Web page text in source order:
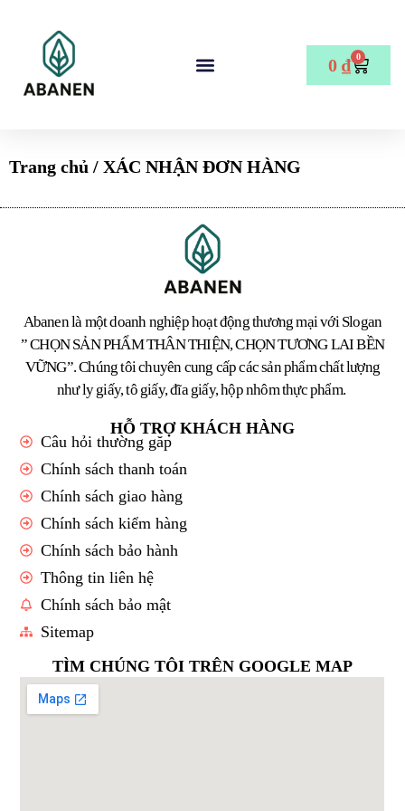
0 ₫ 0
Trang chủ / XÁC NHẬN ĐƠN HÀNG
Abanen là một doanh nghiệp hoạt động thương mại với Slogan
” CHỌN SẢN PHẨM THÂN THIỆN, CHỌN TƯƠNG LAI BỀN
VỮNG”. Chúng tôi chuyên cung cấp các sản phẩm chất lượng
như ly giấy, tô giấy, đĩa giấy, hộp nhôm thực phẩm.
HỖ TRỢ KHÁCH HÀNG
Câu hỏi thường găp
Chính sách thanh toán
Chính sách giao hàng
Chính sách kiểm hàng
Chính sách bảo hành
Thông tin liên hệ
Chính sách bảo mật
Sitemap
TÌM CHÚNG TÔI TRÊN GOOGLE MAP